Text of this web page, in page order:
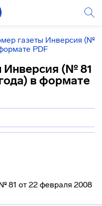
газеты Инверсия (№
PDF
Инверсия (№ 81
в формате
81 от 22 февраля 2008